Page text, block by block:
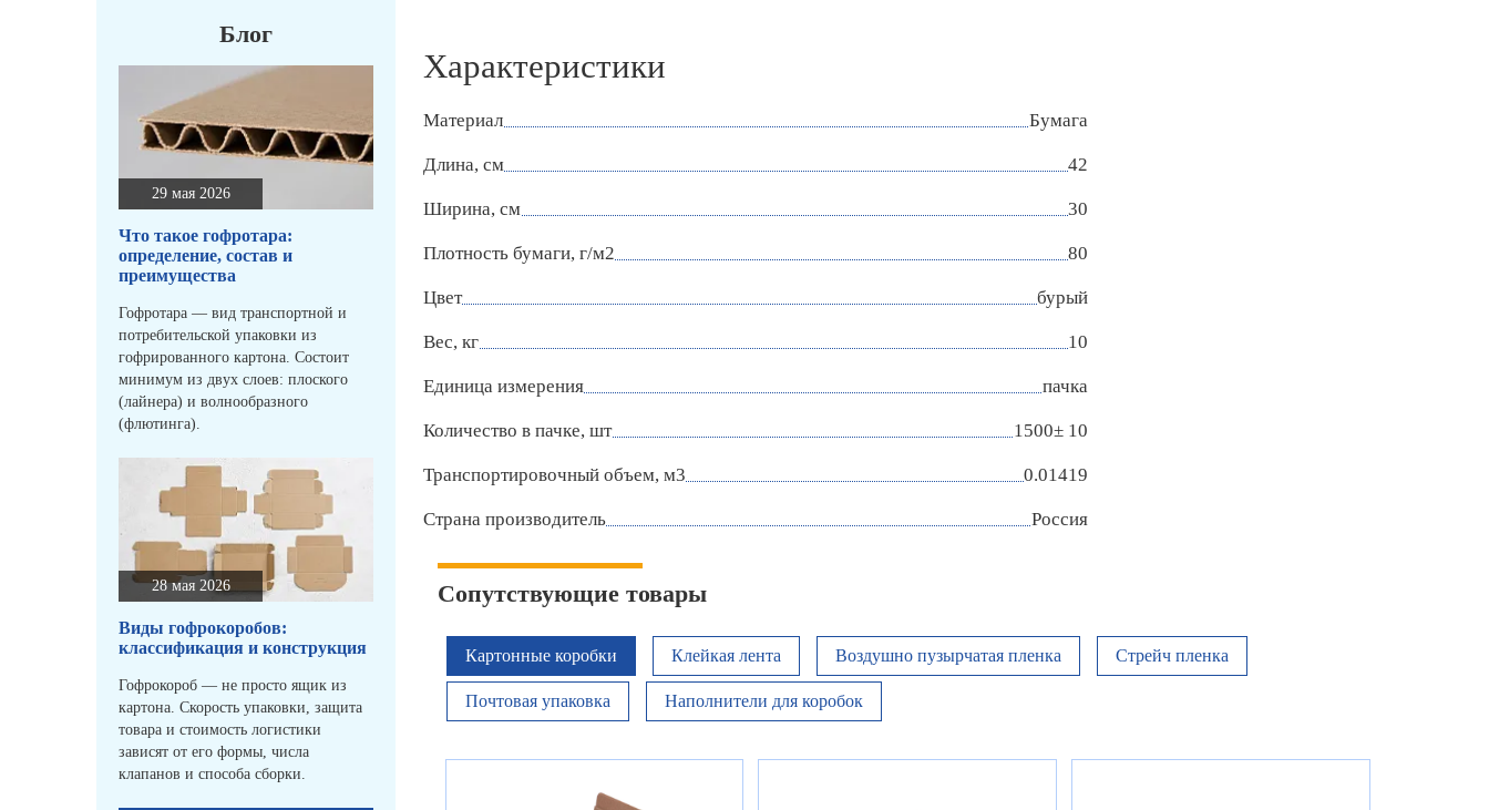
Блог
29 мая 2026
Что такое гофротара:
определение, состав и
преимущества
Гофротара — вид транспортной и
потребительской упаковки из
гофрированного картона. Состоит
минимум из двух слоев: плоского
(лайнера) и волнообразного
(флютинга).
28 мая 2026
Виды гофрокоробов:
классификация и конструкция
Гофрокороб — не просто ящик из
картона. Скорость упаковки, защита
товара и стоимость логистики
зависят от его формы, числа
клапанов и способа сборки.
Характеристики
Материал Бумага
Длина, см 42
Ширина, см 30
Плотность бумаги, г/м2 80
Цвет бурый
Вес, кг 10
Единица измерения пачка
Количество в пачке, шт 1500± 10
Транспортировочный объем, м3 0.01419
Страна производитель Россия
Сопутствующие товары
Картонные коробки Клейкая лента Воздушно пузырчатая пленка Стрейч пленка
Почтовая упаковка Наполнители для коробок